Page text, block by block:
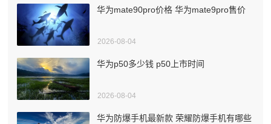
华为mate90pro价格 华为mate9pro售价
2026-08-04
华为p50多少钱 p50上市时间
2026-08-04
华为防爆手机最新款 荣耀防爆手机有哪些